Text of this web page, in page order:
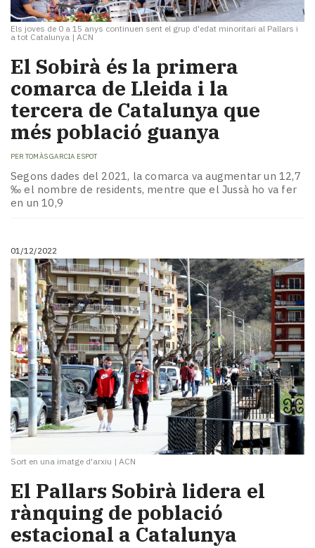
Els joves de 0 a 15 anys continuen sent el grup d'edat minoritari al Pallars i
a tot Catalunya | ACN
El Sobirà és la primera
comarca de Lleida i la
tercera de Catalunya que
més població guanya
PER TOMÀS GARCIA ESPOT
Segons dades del 2021, la comarca va augmentar un 12,7
‰ el nombre de residents, mentre que el Jussà ho va fer
en un 10,9
01/12/2022
Sort en una imatge d'arxiu | ACN
El Pallars Sobirà lidera el
rànquing de població
estacional a Catalunya